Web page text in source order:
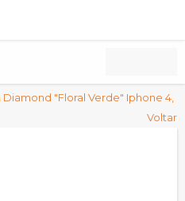
"Floral Verde" Iphone 4,
Voltar